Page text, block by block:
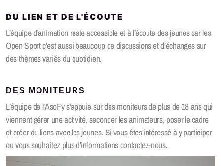
DU LIEN ET DE L'ÉCOUTE
L’équipe d’animation reste accessible et à l’écoute des jeunes car les
Open Sport c’est aussi beaucoup de discussions et d’échanges sur
des thèmes variés du quotidien.
DES MONITEURS
L’équipe de l’AsoFy s’appuie sur des moniteurs de plus de 18 ans qui
viennent gérer une activité, seconder les animateurs, poser le cadre
et créer du liens avec les jeunes. Si vous êtes intéressé à y participer
ou vous souhaitez plus d’informations contactez-nous.
Fully Bouge
Fully Festival
SACR